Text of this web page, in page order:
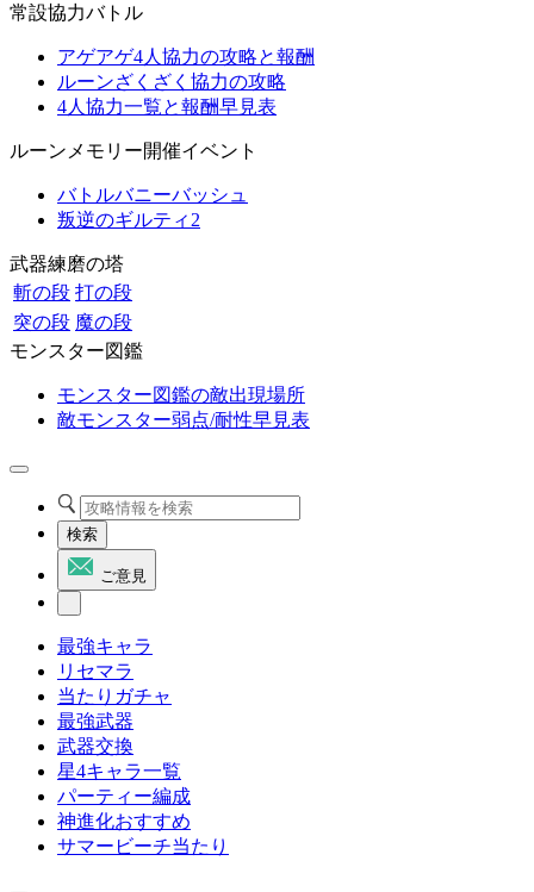
常設協力バトル
アゲアゲ4人協力の攻略と報酬
ルーンざくざく協力の攻略
4人協力一覧と報酬早見表
ルーンメモリー開催イベント
バトルバニーバッシュ
叛逆のギルティ2
武器練磨の塔
斬の段 打の段
突の段 魔の段
モンスター図鑑
モンスター図鑑の敵出現場所
敵モンスター弱点/耐性早見表
検索
ご意見
最強キャラ
リセマラ
当たりガチャ
最強武器
武器交換
星4キャラ一覧
パーティー編成
神進化おすすめ
サマービーチ当たり